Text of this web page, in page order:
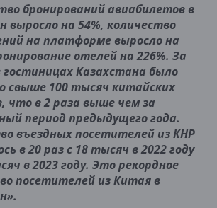
бронирований авиабилетов в
выросло на 54%, количество
на платформе выросло на
отелей на 226%. За
гостиницах Казахстана было
свыше 100 тысяч китайских
что в 2 раза выше чем за
период предыдущего года.
въездных посетителей из КНР
в 20 раз с 18 тысяч в 2022 году
в 2023 году. Это рекордное
посетителей из Китая в